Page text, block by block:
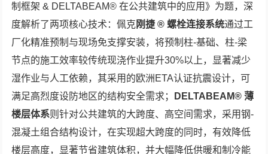
制框架 & DELTABEAM® 在公共建筑中的应用》为题，深
度解析了两项核心技术：佩克刚捷® 螺栓连接系统通过工
厂化精准预制与现场免支撑安装，将预制柱-基础、柱-梁
节点的施工效率较传统现浇作业提升30%以上，显著减少
湿作业与人工依赖，其采用的欧洲ETA认证抗震设计，可
满足高烈度设防地区的结构安全需求；
DELTABEAM® 薄
楼层体系则针对公共建筑的大跨度、高空间需求，采用钢-
混凝土组合结构设计，在实现超大跨度的同时，有效降低
楼层高度，显著节省建筑体积，并大幅降低供暖和制冷能